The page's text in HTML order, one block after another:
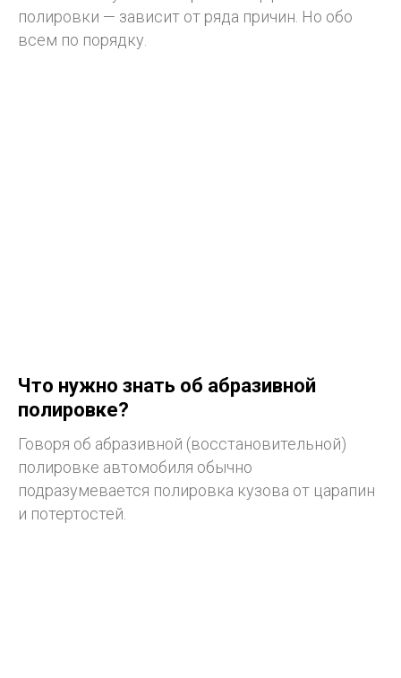
полировки — зависит от ряда причин. Но обо
всем по порядку.
Что нужно знать об абразивной
полировке?
Говоря об абразивной (восстановительной)
полировке автомобиля обычно
подразумевается полировка кузова от царапин
и потертостей.